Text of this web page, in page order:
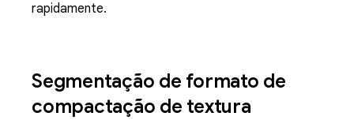
rapidamente.
Segmentação de formato de
compactação de textura